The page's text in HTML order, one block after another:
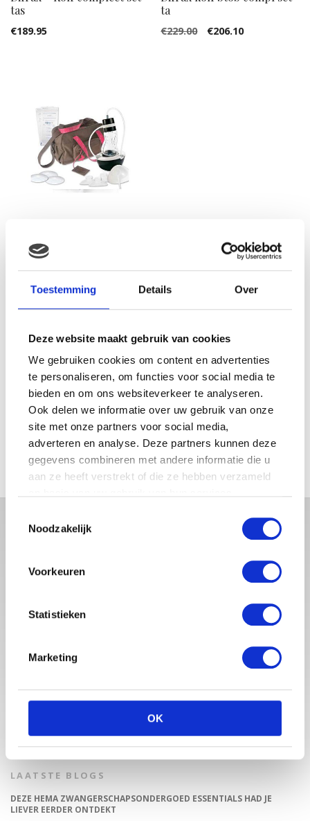
Toestemming Details Over
Deze website maakt gebruik van cookies
We gebruiken cookies om content en advertenties
te personaliseren, om functies voor social media te
bieden en om ons websiteverkeer te analyseren.
Ook delen we informatie over uw gebruik van onze
site met onze partners voor social media,
adverteren en analyse. Deze partners kunnen deze
gegevens combineren met andere informatie die u
aan ze heeft verstrekt of die ze hebben verzameld
Noodzakelijk
Voorkeuren
Statistieken
Marketing
OK
tas
€189.95
ta
€229.00
Oorspronkelijke
€206.10Huidige
borstkolfset
229.00
← 1 2 3 4 5
FILTER OP PRIJS
Min.
prijs
Max.
prijs
FILTER
Babystraatje.nl is een uniek platform voor aanstaande en
jonge moeders. Een online ontmoetingsplek vol
zwangerschap, moederschap, babyproducten, lifestyle en
fashion. Babystraatje.nl, het leukste online (winkel)straatje
LAATSTE BLOGS
DEZE HEMA ZWANGERSCHAPSONDERGOED ESSENTIALS HAD JE
LIEVER EERDER ONTDEKT